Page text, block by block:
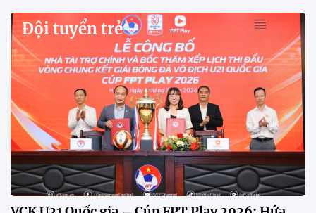
Việt Nam tăng gấp đôi
Sau khi tuyển Việt Nam giành ngôi nhất bảng A và
vào bán kết ASEAN Cup 2026, VFF đã công bố thời
gian mở bán vé trận lượt về trên sân Mỹ Đình, với
mức giá tăng gấp đôi so với vòng bảng.
Xã Hùng Châu tưng bừng khai mạc giải bóng đá
truyền thống lần thứ VI
HLV Kim Sang Sik: "ĐT Việt Nam sẽ tung đội